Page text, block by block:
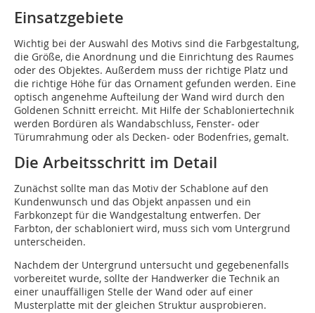
Einsatzgebiete
Wichtig bei der Auswahl des Motivs sind die Farbgestaltung,
die Größe, die Anordnung und die Einrichtung des Raumes
oder des Objektes. Außerdem muss der richtige Platz und
die richtige Höhe für das Ornament gefunden werden. Eine
optisch angenehme Aufteilung der Wand wird durch den
Goldenen Schnitt erreicht. Mit Hilfe der Schabloniertechnik
werden Bordüren als Wandabschluss, Fenster- oder
Türumrahmung oder als Decken- oder Bodenfries, gemalt.
Die Arbeitsschritt im Detail
Zunächst sollte man das Motiv der Schablone auf den
Kundenwunsch und das Objekt anpassen und ein
Farbkonzept für die Wandgestaltung entwerfen. Der
Farbton, der schabloniert wird, muss sich vom Untergrund
unterscheiden.
Nachdem der Untergrund untersucht und gegebenenfalls
vorbereitet wurde, sollte der Handwerker die Technik an
einer unauffälligen Stelle der Wand oder auf einer
Musterplatte mit der gleichen Struktur ausprobieren.